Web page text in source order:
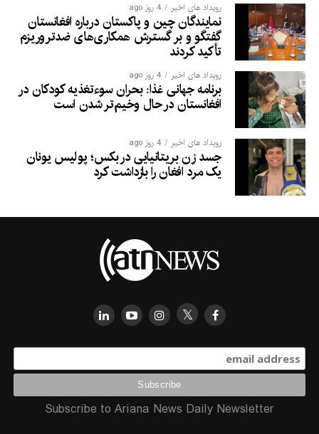
رویداد های اخیر 4 روز ago
نمایندگان چین و پاکستان درباره افغانستان
گفتگو و بر گسترش همکاری‌های ضدتروریزم
تأکید کردند
رویداد های اخیر 4 روز ago
برنامه جهانی غذا: بحران سوءتغذیه کودکان در
افغانستان در حال وخیم‌تر شدن است
رویداد های اخیر 4 روز ago
جسد زن بریتانیایی در بکس؛ پولیس یونان
یک مرد افغان را بازداشت کرد
Subscribe to Ariana News Daily Newsletter